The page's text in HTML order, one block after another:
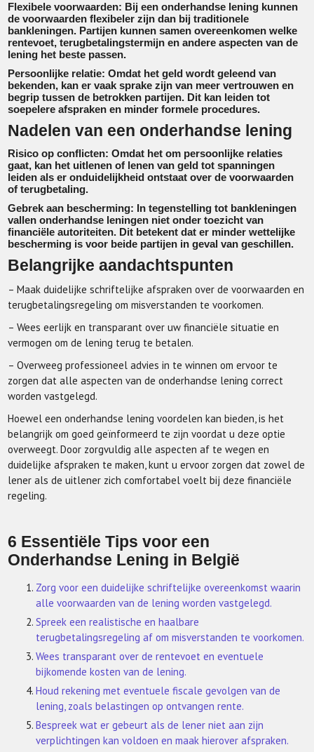
Flexibele voorwaarden: Bij een onderhandse lening kunnen
de voorwaarden flexibeler zijn dan bij traditionele
bankleningen. Partijen kunnen samen overeenkomen welke
rentevoet, terugbetalingstermijn en andere aspecten van de
lening het beste passen.
Persoonlijke relatie: Omdat het geld wordt geleend van
bekenden, kan er vaak sprake zijn van meer vertrouwen en
begrip tussen de betrokken partijen. Dit kan leiden tot
soepelere afspraken en minder formele procedures.
Nadelen van een onderhandse lening
Risico op conflicten: Omdat het om persoonlijke relaties
gaat, kan het uitlenen of lenen van geld tot spanningen
leiden als er onduidelijkheid ontstaat over de voorwaarden
of terugbetaling.
Gebrek aan bescherming: In tegenstelling tot bankleningen
vallen onderhandse leningen niet onder toezicht van
financiële autoriteiten. Dit betekent dat er minder wettelijke
bescherming is voor beide partijen in geval van geschillen.
Belangrijke aandachtspunten
– Maak duidelijke schriftelijke afspraken over de voorwaarden en
terugbetalingsregeling om misverstanden te voorkomen.
– Wees eerlijk en transparant over uw financiële situatie en
vermogen om de lening terug te betalen.
– Overweeg professioneel advies in te winnen om ervoor te
zorgen dat alle aspecten van de onderhandse lening correct
worden vastgelegd.
Hoewel een onderhandse lening voordelen kan bieden, is het
belangrijk om goed geïnformeerd te zijn voordat u deze optie
overweegt. Door zorgvuldig alle aspecten af ​​te wegen en
duidelijke afspraken te maken, kunt u ervoor zorgen dat zowel de
lener als de uitlener zich comfortabel voelt bij deze financiële
regeling.
6 Essentiële Tips voor een
Onderhandse Lening in België
Zorg voor een duidelijke schriftelijke overeenkomst waarin
alle voorwaarden van de lening worden vastgelegd.
Spreek een realistische en haalbare
terugbetalingsregeling af om misverstanden te voorkomen.
Wees transparant over de rentevoet en eventuele
bijkomende kosten van de lening.
Houd rekening met eventuele fiscale gevolgen van de
lening, zoals belastingen op ontvangen rente.
Bespreek wat er gebeurt als de lener niet aan zijn
verplichtingen kan voldoen en maak hierover afspraken.